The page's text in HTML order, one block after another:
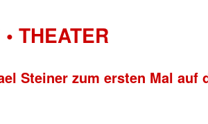
THEATER
Steiner zum ersten Mal auf